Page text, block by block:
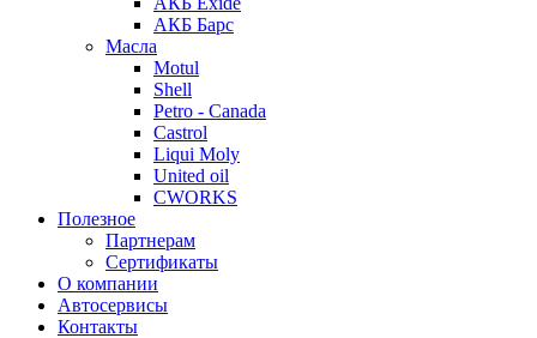
АКБ Барс
Масла
Motul
Shell
Petro - Canada
Castrol
Liqui Moly
United oil
CWORKS
Полезное
Партнерам
Сертификаты
О компании
Автосервисы
Контакты